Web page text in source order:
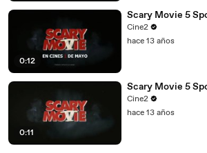
0:12
Scary Movie 5
Cine2
hace 13 años
0:11
Scary Movie 5
Cine2
hace 13 años